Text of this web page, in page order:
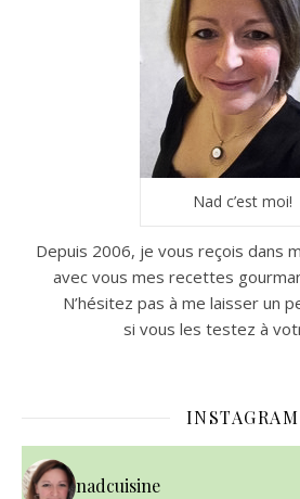
Nad c’est moi!
Depuis 2006, je vous reçois dans
avec vous mes recettes
N’hésitez pas à me laisser un
si vous les testez à
INSTAGRAM
nadcuisine